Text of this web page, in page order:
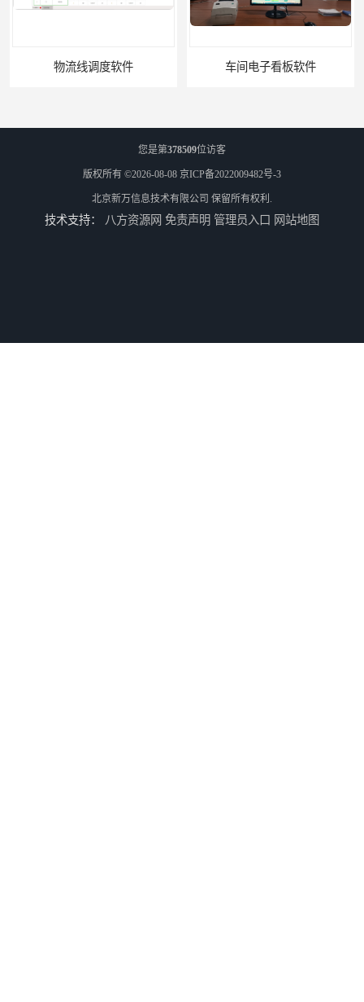
物流线调度软件 车间电子看板软件
您是第378509位访客
版权所有 ©2026-08-08 京ICP备2022009482号-3
北京新万信息技术有限公司 保留所有权利.
技术支持： 八方资源网 免责声明 管理员入口 网站地图